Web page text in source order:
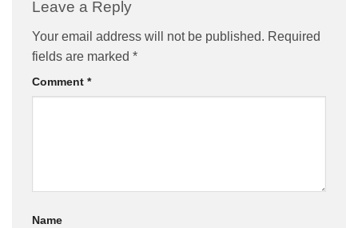
Leave a Reply
Your email address will not be published. Required
fields are marked *
Comment *
Name